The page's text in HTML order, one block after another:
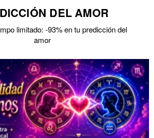
DEL AMOR
limitado: -93% en tu predicción del
amor